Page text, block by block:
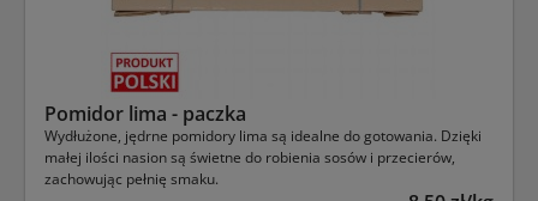
Pomidor lima - paczka
Wydłużone, jędrne pomidory lima są idealne do gotowania. Dzięki
małej ilości nasion są świetne do robienia sosów i przecierów,
zachowując pełnię smaku.